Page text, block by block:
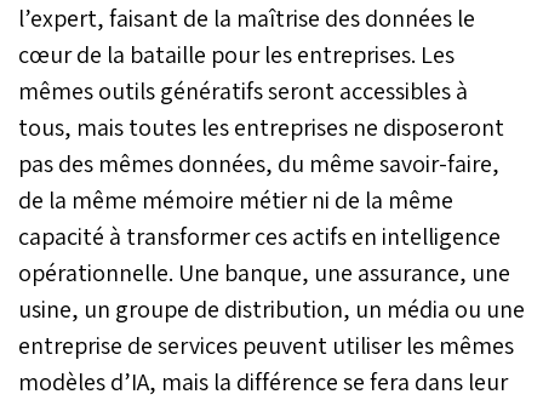
l’expert, faisant de la maîtrise des données le
cœur de la bataille pour les entreprises. Les
mêmes outils génératifs seront accessibles à
tous, mais toutes les entreprises ne disposeront
pas des mêmes données, du même savoir-faire,
de la même mémoire métier ni de la même
capacité à transformer ces actifs en intelligence
opérationnelle. Une banque, une assurance, une
usine, un groupe de distribution, un média ou une
entreprise de services peuvent utiliser les mêmes
modèles d’IA, mais la différence se fera dans leur